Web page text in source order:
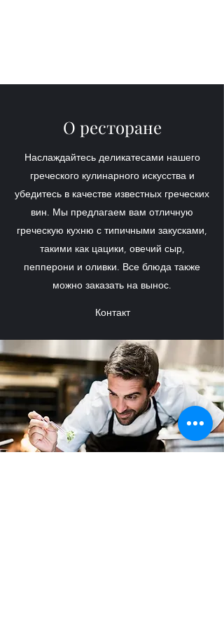
О ресторане
Наслаждайтесь деликатесами нашего
греческого кулинарного искусства и
убедитесь в качестве известных греческих
вин. Мы предлагаем вам отличную
греческую кухню с типичными закусками,
такими как цацики, овечий сыр,
пепперони и оливки. Все блюда также
можно заказать на вынос.
Контакт